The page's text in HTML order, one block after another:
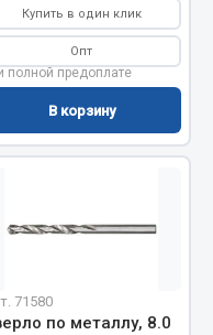
Купить в один клик
Опт
полной предоплате
В корзину
71580
по металлу, 8.0